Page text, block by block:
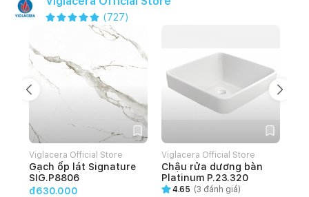
(727)
Viglacera Official Store
Gạch ốp lát Signature
SIG.P8806
đ630.000
Viglacera Official Store
Chậu rửa dương bàn
Platinum P.23.320
4.65 (3 đánh giá)